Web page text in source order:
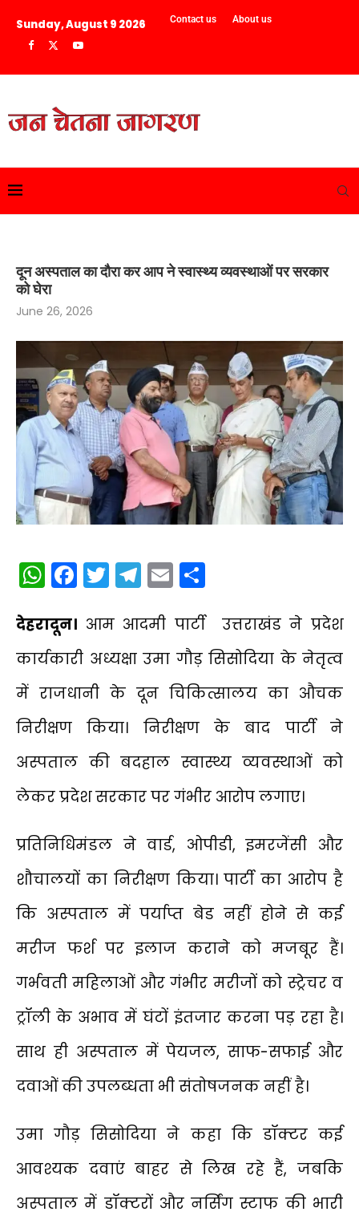
Sunday, August 9 2026 Contact us About us
दून अस्पताल का दौरा कर आप ने स्वास्थ्य व्यवस्थाओं पर सरकार
को घेरा
June 26, 2026
WhatsApp
Facebook
Twitter
Telegram
Email
देहरादून। आम आदमी पार्टी उत्तराखंड ने प्रदेश
कार्यकारी अध्यक्षा उमा गौड़ सिसोदिया के नेतृत्व
में राजधानी के दून चिकित्सालय का औचक
निरीक्षण किया। निरीक्षण के बाद पार्टी ने
अस्पताल की बदहाल स्वास्थ्य व्यवस्थाओं को
लेकर प्रदेश सरकार पर गंभीर आरोप लगाए।
प्रतिनिधिमंडल ने वार्ड, ओपीडी, इमरजेंसी और
शौचालयों का निरीक्षण किया। पार्टी का आरोप है
कि अस्पताल में पर्याप्त बेड नहीं होने से कई
मरीज फर्श पर इलाज कराने को मजबूर हैं।
गर्भवती महिलाओं और गंभीर मरीजों को स्ट्रेचर व
ट्रॉली के अभाव में घंटों इंतजार करना पड़ रहा है।
साथ ही अस्पताल में पेयजल, साफ-सफाई और
दवाओं की उपलब्धता भी संतोषजनक नहीं है।
उमा गौड़ सिसोदिया ने कहा कि डॉक्टर कई
आवश्यक दवाएं बाहर से लिख रहे हैं, जबकि
अस्पताल में डॉक्टरों और नर्सिंग स्टाफ की भारी